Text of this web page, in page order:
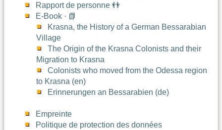
Rapport de personne 👬
E-Book · 📗
Krasna, the History of a German Bessarabian
Village
The Origin of the Krasna Colonists and their
Migration to Krasna
Colonists who moved from the Odessa region
to Krasna (en)
Erinnerungen an Bessarabien (de)
Empreinte
Politique de protection des données